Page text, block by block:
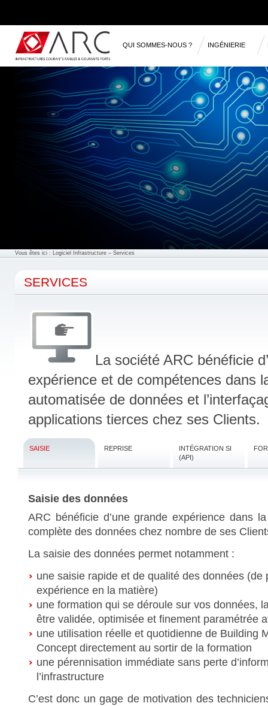
QUI SOMMES-NOUS ? INGÉNIERIE
RÉFÉRENCES
Vous êtes ici : Logiciel Infrastructure – Services
SERVICES
La société ARC bénéficie
expérience et de compétences dans
automatisée de données et
applications tierces chez ses Clients.
SAISIE REPRISE
INTÉGRATION SI
(API)
Saisie des données
ARC bénéficie d’une grande expérience dans
complète des données chez nombre de ses
La saisie des données permet notamment :
une saisie rapide et de qualité des données (de
expérience en la matière)
une formation qui se déroule sur vos données,
être validée, optimisée et finement paramétrée
une utilisation réelle et quotidienne de Building
Concept directement au sortir de la formation
une pérennisation immédiate sans perte
l’infrastructure
C’est donc un gage de motivation des